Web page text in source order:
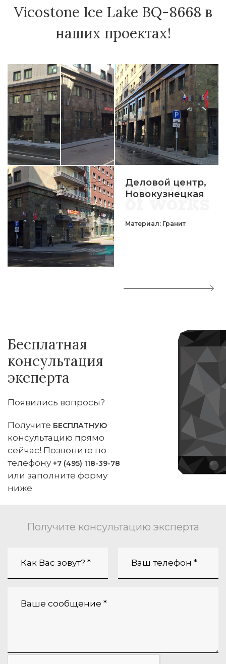
Vicostone Ice Lake BQ-8668 в
наших проектах!
Деловой центр,
Новокузнецкая
Материал: Гранит
Бесплатная
консультация
эксперта
Появились вопросы?
Получите БЕСПЛАТНУЮ
консультацию прямо
сейчас! Позвоните по
телефону +7 (495) 118-39-78
или заполните форму
ниже
Получите консультацию эксперта